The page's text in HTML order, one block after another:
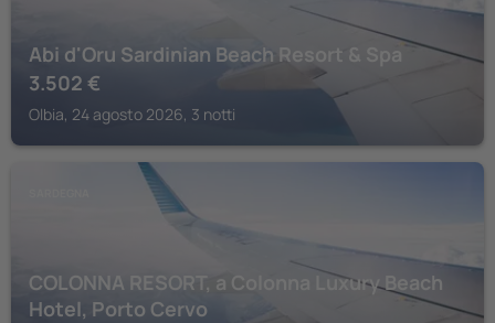
Abi d'Oru Sardinian Beach Resort & Spa
3.502 €
Olbia, 24 agosto 2026, 3 notti
COLONNA RESORT, a Colonna Luxury Beach
Hotel, Porto Cervo